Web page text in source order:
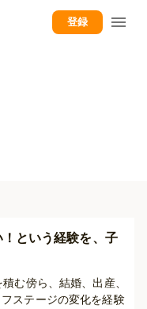
登録
という経験を、子
む傍ら、結婚、出産、
ステージの変化を経験